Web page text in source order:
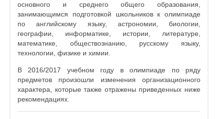
основного и среднего общего образования,
занимающимся подготовкой школьников к олимпиаде
по английскому языку, астрономии, биологии,
географии, информатике, истории, литературе,
математике, обществознанию, русскому языку,
технологии, физике и химии.
В 2016/2017 учебном году в олимпиаде по ряду
предметов произошли изменения организационного
характера, которые также отражены приведенных ниже
рекомендациях.